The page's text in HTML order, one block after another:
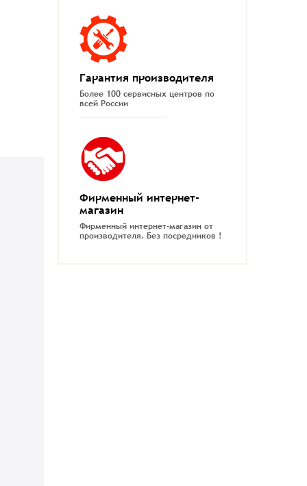
Гарантия производителя
Более 100 сервисных центров по
всей России
Фирменный интернет-
магазин
Фирменный интернет-магазин от
производителя. Без посредников !